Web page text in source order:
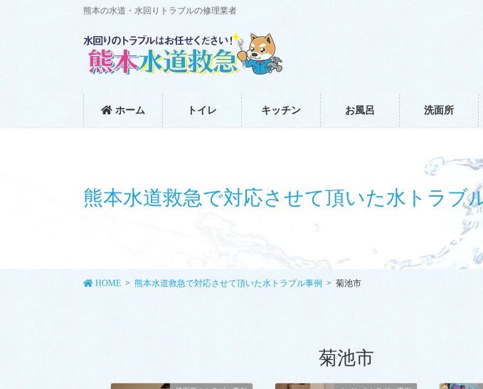
熊本の水道・水回りトラブルの修理業者
ホーム トイレ キッチン お風呂 洗面所
熊本水道救急で対応させて頂いた水トラブ
HOME 熊本水道救急で対応させて頂いた水トラブル事例 菊池市
菊池市